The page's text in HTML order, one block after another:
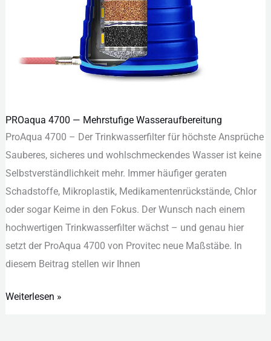
PROaqua 4700 — Mehrstufige Wasseraufbereitung
ProAqua 4700 – Der Trinkwasserfilter für höchste Ansprüche
Sauberes, sicheres und wohlschmeckendes Wasser ist keine
Selbstverständlichkeit mehr. Immer häufiger geraten
Schadstoffe, Mikroplastik, Medikamentenrückstände, Chlor
oder sogar Keime in den Fokus. Der Wunsch nach einem
hochwertigen Trinkwasserfilter wächst – und genau hier
setzt der ProAqua 4700 von Provitec neue Maßstäbe. In
diesem Beitrag stellen wir Ihnen
PROaqua
4700
—
Mehrstufige
Wasseraufbereitung
Weiterlesen »